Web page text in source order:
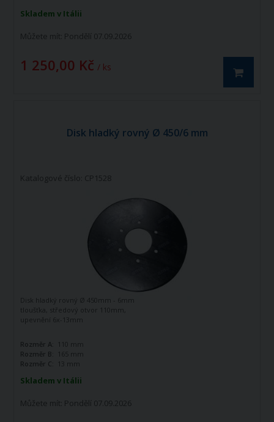
Skladem v Itálii
Můžete mít: Pondělí 07.09.2026
1 250,00 Kč / ks
Disk hladký rovný Ø 450/6 mm
Katalogové číslo: CP1528
Skladem v Itálii
Můžete mít: Pondělí 07.09.2026
Disk hladký rovný Ø 450mm - 6mm
tloušťka, středový otvor 110mm,
upevnění 6x-13mm
Rozměr A:
110 mm
Rozměr B:
165 mm
Rozměr C:
13 mm